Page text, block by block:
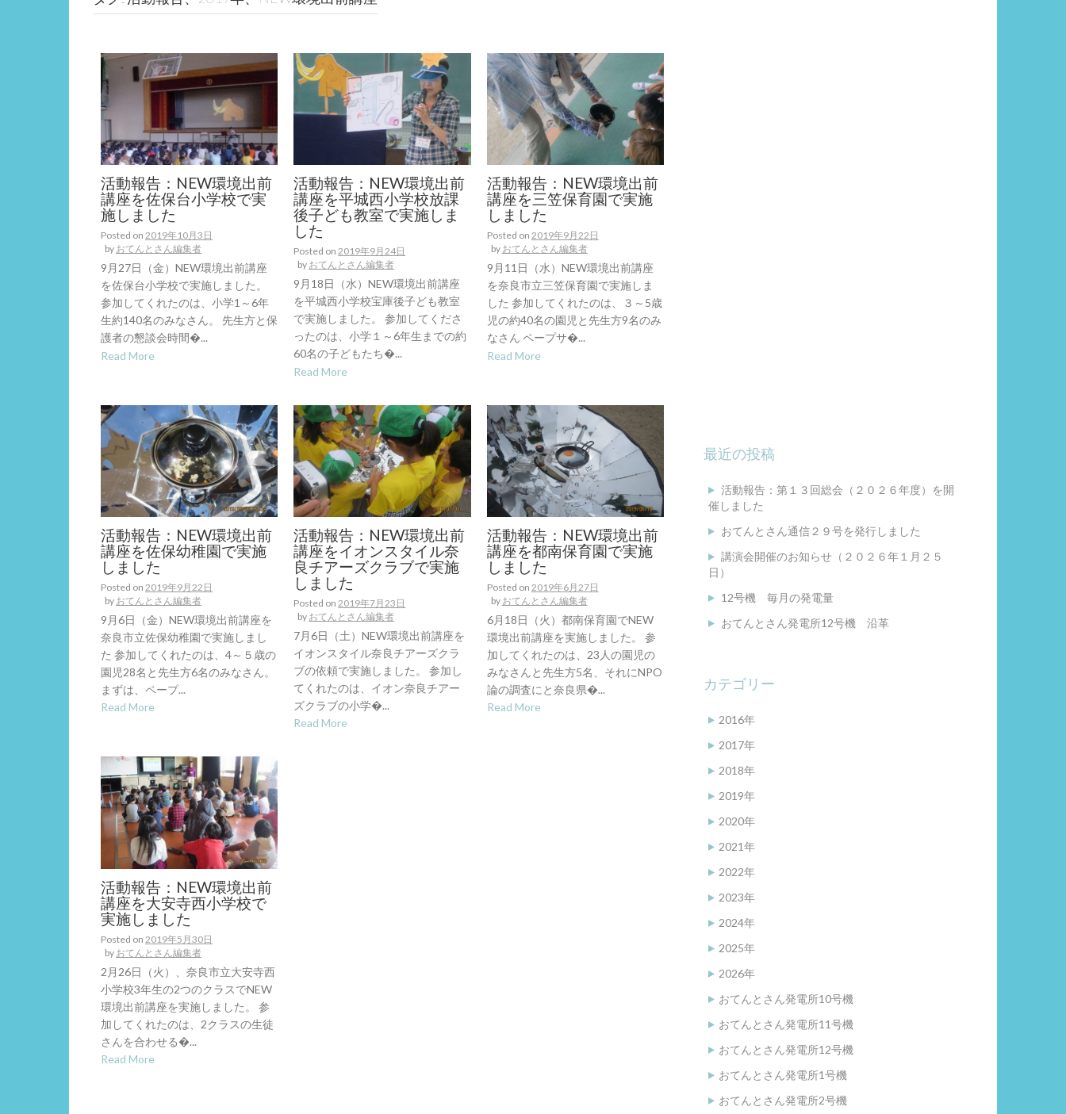
活動報告：NEW環境出前
講座を佐保台小学校で実
施しました
Posted on 2019年10月3日
by おてんとさん編集者
9月27日（金）NEW環境出前講座
を佐保台小学校で実施しました。
参加してくれたのは、小学1～6年
生約140名のみなさん。 先生方と保
護者の懇談会時間�...
Read More
活動報告：NEW環境出前
講座を平城西小学校放課
後子ども教室で実施しま
した
Posted on2019年9月24日
by おてんとさん編集者
9月18日（水）NEW環境出前講座
を平城西小学校宝庫後子ども教室
で実施しました。 参加してくださ
ったのは、小学１～6年生までの約
60名の子どもたち�...
Read More
活動報告：NEW環境出前
講座を三笠保育園で実施
しました
Posted on 2019年9月22日
by おてんとさん編集者
9月11日（水）NEW環境出前講座
を奈良市立三笠保育園で実施しま
した 参加してくれたのは、３～5歳
児の約40名の園児と先生方9名のみ
なさん ペープサ�...
Read More
活動報告：NEW環境出前
講座を佐保幼稚園で実施
しました
Posted on 2019年9月22日
by おてんとさん編集者
9月6日（金）NEW環境出前講座を
奈良市立佐保幼稚園で実施しまし
た 参加してくれたのは、4～５歳の
園児28名と先生方6名のみなさん。
まずは、ペープ...
Read More
活動報告：NEW環境出前
講座をイオンスタイル奈
良チアーズクラブで実施
しました
Posted on 2019年7月23日
by おてんとさん編集者
7月6日（土）NEW環境出前講座を
イオンスタイル奈良チアーズクラ
ブの依頼で実施しました。 参加し
てくれたのは、イオン奈良チアー
ズクラブの小学�...
Read More
活動報告：NEW環境出前
講座を都南保育園で実施
しました
Posted on 2019年6月27日
by おてんとさん編集者
6月18日（火）都南保育園でNEW
環境出前講座を実施しました。 参
加してくれたのは、23人の園児の
みなさんと先生方5名、それにNPO
論の調査にと奈良県�...
Read More
活動報告：NEW環境出前
講座を大安寺西小学校で
実施しました
Posted on 2019年5月30日
by おてんとさん編集者
2月26日（火）、奈良市立大安寺西
小学校3年生の2つのクラスでNEW
環境出前講座を実施しました。 参
加してくれたのは、2クラスの生徒
さんを合わせる�...
Read More
最近の投稿
活動報告：第１３回総会（２０２６年度）を開
催しました
おてんとさん通信２９号を発行しました
講演会開催のお知らせ（２０２６年１月２５
日）
12号機 毎月の発電量
おてんとさん発電所12号機 沿革
カテゴリー
2016年
2017年
2018年
2019年
2020年
2021年
2022年
2023年
2024年
2025年
2026年
おてんとさん発電所10号機
おてんとさん発電所11号機
おてんとさん発電所12号機
おてんとさん発電所1号機
おてんとさん発電所2号機